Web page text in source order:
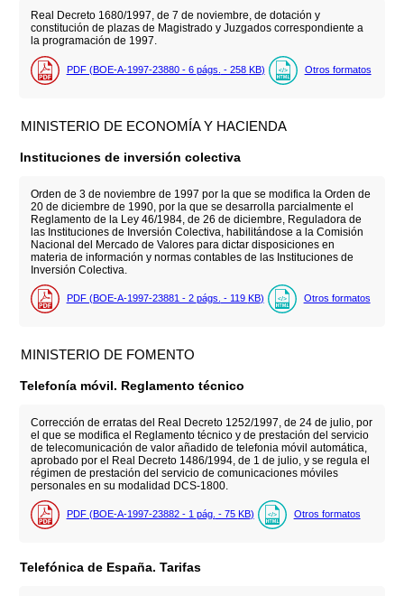
Real Decreto 1680/1997, de 7 de noviembre, de dotación y
constitución de plazas de Magistrado y Juzgados correspondiente a
la programación de 1997.
PDF (BOE-A-1997-23880 - 6 págs. - 258 KB) Otros formatos
MINISTERIO DE ECONOMÍA Y HACIENDA
Instituciones de inversión colectiva
Orden de 3 de noviembre de 1997 por la que se modifica la Orden de
20 de diciembre de 1990, por la que se desarrolla parcialmente el
Reglamento de la Ley 46/1984, de 26 de diciembre, Reguladora de
las Instituciones de Inversión Colectiva, habilitándose a la Comisión
Nacional del Mercado de Valores para dictar disposiciones en
materia de información y normas contables de las Instituciones de
Inversión Colectiva.
PDF (BOE-A-1997-23881 - 2 págs. - 119 KB) Otros formatos
MINISTERIO DE FOMENTO
Telefonía móvil. Reglamento técnico
Corrección de erratas del Real Decreto 1252/1997, de 24 de julio, por
el que se modifica el Reglamento técnico y de prestación del servicio
de telecomunicación de valor añadido de telefonia móvil automática,
aprobado por el Real Decreto 1486/1994, de 1 de julio, y se regula el
régimen de prestación del servicio de comunicaciones móviles
personales en su modalidad DCS-1800.
PDF (BOE-A-1997-23882 - 1 pág. - 75 KB) Otros formatos
Telefónica de España. Tarifas